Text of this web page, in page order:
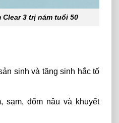
Clear 3 trị nám tuổi 50
sinh và tăng sinh hắc tố
sạm, đốm nâu và khuyết